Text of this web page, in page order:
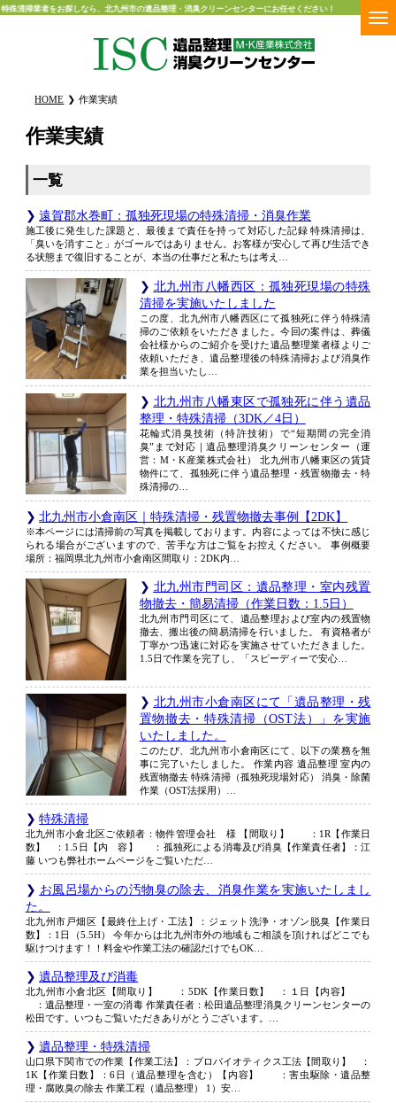
殊清掃業者をお探しなら、北九州市の遺品整理・消臭クリーンセンターにお任せください！
HOME 作業実績
作業実績
一覧
遠賀郡水巻町：孤独死現場の特殊清掃・消臭作業
施工後に発生した課題と、最後まで責任を持って対応した記録 特殊清掃は、
「臭いを消すこと」がゴールではありません。お客様が安心して再び生活でき
る状態まで復旧することが、本当の仕事だと私たちは考え…
北九州市八幡西区：孤独死現場の特殊
清掃を実施いたしました
この度、北九州市八幡西区にて孤独死に伴う特殊清
掃のご依頼をいただきました。今回の案件は、葬儀
会社様からのご紹介を受けた遺品整理業者様よりご
依頼いただき、遺品整理後の特殊清掃および消臭作
業を担当いたし…
北九州市八幡東区で孤独死に伴う遺品
整理・特殊清掃（3DK／4日）
花輪式消臭技術（特許技術）で“短期間の完全消
臭”まで対応｜遺品整理消臭クリーンセンター（運
営：M・K産業株式会社） 北九州市八幡東区の賃貸
物件にて、孤独死に伴う遺品整理・残置物撤去・特
殊清掃の…
北九州市小倉南区｜特殊清掃・残置物撤去事例【2DK】
※本ページには清掃前の写真を掲載しております。内容によっては不快に感じ
られる場合がございますので、苦手な方はご覧をお控えください。 事例概要
場所：福岡県北九州市小倉南区間取り：2DK内…
北九州市門司区：遺品整理・室内残置
物撤去・簡易清掃（作業日数：1.5日）
北九州市門司区にて、遺品整理および室内の残置物
撤去、搬出後の簡易清掃を行いました。 有資格者が
丁寧かつ迅速に対応を実施させていただきました。
1.5日で作業を完了し、「スピーディーで安心…
北九州市小倉南区にて「遺品整理・残
置物撤去・特殊清掃（OST法）」を実施
いたしました。
このたび、北九州市小倉南区にて、以下の業務を無
事に完了いたしました。 作業内容 遺品整理 室内の
残置物撤去 特殊清掃（孤独死現場対応） 消臭・除菌
作業（OST法採用）…
特殊清掃
北九州市小倉北区ご依頼者：物件管理会社 様 【間取り】 ：1R【作業日
数】 ：1.5日【内 容】 ：孤独死による消毒及び消臭【作業責任者】：江
藤 いつも弊社ホームページをご覧いただ…
お風呂場からの汚物臭の除去、消臭作業を実施いたしまし
た。
北九州市戸畑区【最終仕上げ・工法】：ジェット洗浄・オゾン脱臭【作業日
数】：1日（5.5H） 今年からは北九州市外の地域もご相談を頂ければどこでも
駆けつけます！！料金や作業工法の確認だけでもOK…
遺品整理及び消毒
北九州市小倉北区【間取り】 ：5DK【作業日数】 ：１日【内容】
：遺品整理・一室の消毒 作業責任者：松田遺品整理消臭クリーンセンターの
松田です。いつもご覧いただきありがとうございます。…
遺品整理・特殊清掃
山口県下関市での作業【作業工法】：プロバイオティクス工法【間取り】 ：
1K【作業日数】：6日（遺品整理を含む）【内容】 ：害虫駆除・遺品整
理・腐敗臭の除去 作業工程（遺品整理） 1）安…